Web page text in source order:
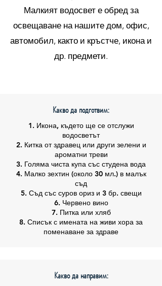
Малкият водосвет е обред за
освещаване на нашите дом, офис,
автомобил, както и кръстче, икона и
др. предмети.
Какво да подготвим:
1. Икона, където ще се отслужи
водосветът
2. Китка от здравец или други зелени и
ароматни треви
3. Голяма чиста купа със студена вода
4. Малко зехтин (около 30 мл.) в малък
съд
5. Съд със суров ориз и 3 бр. свещи
6. Червено вино
7. Питка или хляб
8. Списък с имената на живи хора за
поменаване за здраве
Какво да направим: